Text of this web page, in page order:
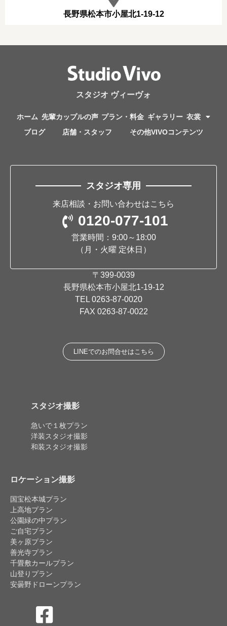
長野県松本市小屋北1-19-12
スタジオ ヴィーヴォ
ホーム 先輩カップルの声 プラン・料金 ギャラリー 衣裳
ブログ
店舗・スタッフ その他VIVOコンテンツ
スタジオ専用
来店相談・お問い合わせはこちら
0120-077-101
営業時間：9:00～18:00
（月・火曜 定休日）
〒399-0039
長野県松本市小屋北1-19-12
TEL 0263-87-0020
FAX 0263-87-0022
LINEでのお問合せはこちら
スタジオ撮影
急いで１枚プラン
洋装スタジオ撮影
和装スタジオ撮影
ロケーション撮影
国宝松本城プラン
上高地プラン
公園緑の中プラン
ご自宅プラン
美ヶ原プラン
善光寺プラン
千畳敷カールプラン
山登りプラン
安曇野ドローンプラン